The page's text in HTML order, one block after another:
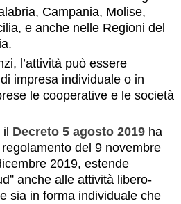
Campania, Molise,
e anche nelle Regioni del
l’attività può essere
impresa individuale o in
le cooperative e le società
Decreto 5 agosto 2019 ha
del 9 novembre
2019, estende
anche alle attività libero-
sia in forma individuale che